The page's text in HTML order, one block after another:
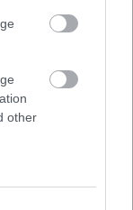
other
volna
akkor
e, hogy